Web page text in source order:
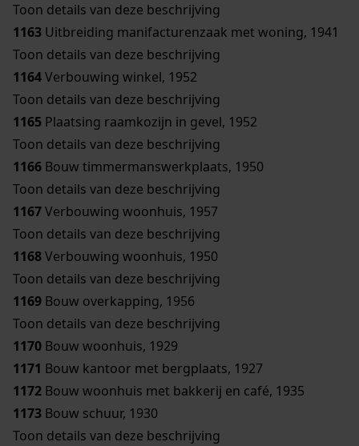
Toon details van deze beschrijving
1163 Uitbreiding manifacturenzaak met woning, 1941
Toon details van deze beschrijving
1164Verbouwing winkel, 1952
Toon details van deze beschrijving
1165 Plaatsing raamkozijn in gevel, 1952
Toon details van deze beschrijving
1166 Bouw timmermanswerkplaats, 1950
Toon details van deze beschrijving
1167Verbouwing woonhuis, 1957
Toon details van deze beschrijving
1168Verbouwing woonhuis, 1950
Toon details van deze beschrijving
1169 Bouw overkapping, 1956
Toon details van deze beschrijving
1170 Bouw woonhuis, 1929
1171 Bouw kantoor met bergplaats, 1927
1172 Bouw woonhuis met bakkerij en café, 1935
1173 Bouw schuur, 1930
Toon details van deze beschrijving